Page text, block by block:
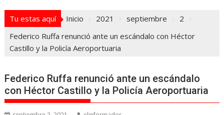
Tu estas aquí Inicio 2021 septiembre
2
Federico Ruffa renunció ante un escándalo con Héctor
Castillo y la Policía Aeroportuaria
Federico Ruffa renunció ante un escándalo
con Héctor Castillo y la Policía Aeroportuaria